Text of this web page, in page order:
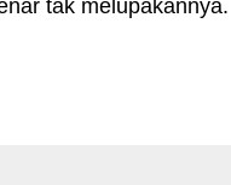
tak melupakannya.